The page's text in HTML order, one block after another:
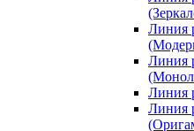
Линия
Линия
Линия
Линия